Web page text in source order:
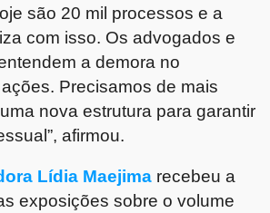
são 20 mil processos e a
com isso. Os advogados e
a demora no
Precisamos de mais
nova estrutura para garantir
afirmou.
Lídia Maejima recebeu a
exposições sobre o volume